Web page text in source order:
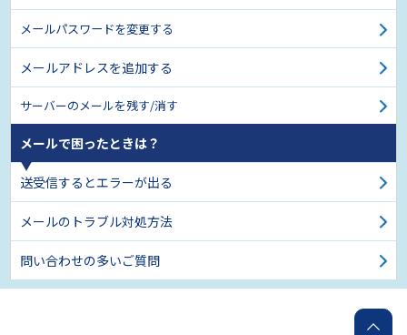
メールパスワードを変更する
メールアドレスを追加する
サーバーのメールを残す/消す
メールで困ったときは？
送受信するとエラーが出る
メールのトラブル対処方法
問い合わせの多いご質問